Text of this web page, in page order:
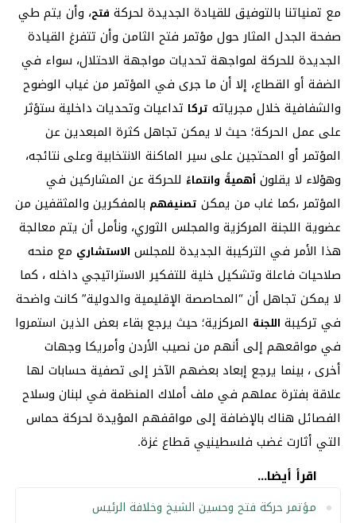
مع تمنياتنا بالتوفيق للقيادة الجديدة لحركة فتح، وأن يتم طي
صفحة الجدل المثار حول مؤتمر فتح الثامن وأن تتفرغ القيادة
الجديدة للحركة لمواجهة تحديات مواجهة الاحتلال، سواء في
الضفة أو القطاع، إلا أن ما جرى في المؤتمر من غياب الوضوح
والشفافية خلال مجرياته تركا تداعيات وتحديات داخلية ستؤثر
على عمل الحركة؛ حيث لا يمكن تجاهل كثرة المبعدين عن
المؤتمر أو المحتجين على سير الماكنة الانتخابية وعلى نتائجه،
وهؤلاء لا يقلون أهميةً وانتماءً للحركة عن المشاركين في
المؤتمر ،كما غاب من يمكن تصنيفهم بالمفكرين والمثقفين من
عضوية اللجنة المركزية والمجلس الثوري، ونأمل أن يتم معالجة
هذا الأمر في التركيبة الجديدة للمجلس الاستشاري مع منحه
صلاحيات فاعلة وتشكيل خلية للتفكير الاستراتيجي داخله ، كما
لا يمكن تجاهل أن “المحاصصة الإقليمية والدولية” كانت واضحة
في تركيبة اللجنة المركزية؛ حيث يرجع بقاء بعض الذين استمروا
في مواقعهم إلى أنهم من نصيب الأردن وأمريكا وجهات
أخرى ، بينما يرجع إبعاد بعضهم الآخر إلى تصفية حسابات لها
علاقة بفترة عملهم في ملف أملاك المنظمة في لبنان وسلاح
الفصائل هناك بالإضافة إلى مواقفهم المؤيدة لحركة حماس
التي أثارت غضب فلسطينيي قطاع غزة.
اقرأ أيضا...
مؤتمر حركة فتح وحسين الشيخ وخلافة الرئيس